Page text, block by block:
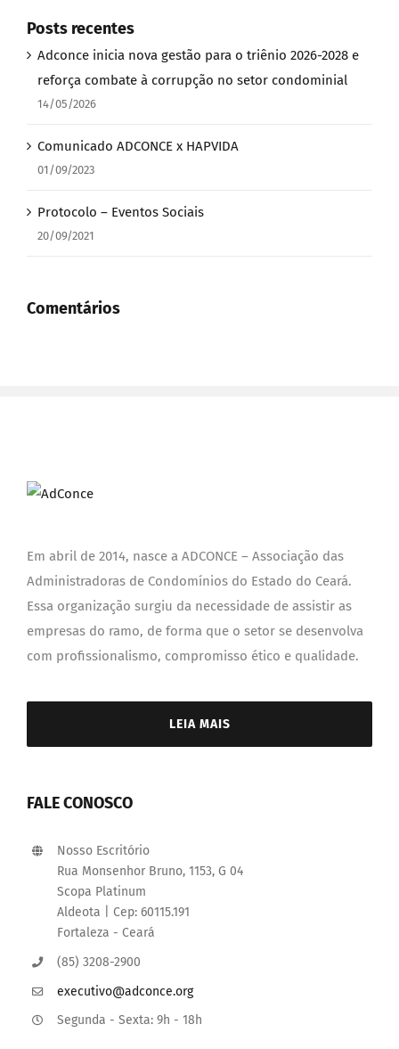
Posts recentes
Adconce inicia nova gestão para o triênio 2026-2028 e
reforça combate à corrupção no setor condominial
14/05/2026
Comunicado ADCONCE x HAPVIDA
01/09/2023
Protocolo – Eventos Sociais
20/09/2021
Comentários
Em abril de 2014, nasce a ADCONCE – Associação das
Administradoras de Condomínios do Estado do Ceará.
Essa organização surgiu da necessidade de assistir as
empresas do ramo, de forma que o setor se desenvolva
com profissionalismo, compromisso ético e qualidade.
LEIA MAIS
FALE CONOSCO
Nosso Escritório
Rua Monsenhor Bruno, 1153, G 04
Scopa Platinum
Aldeota | Cep: 60115.191
Fortaleza - Ceará
(85) 3208-2900
executivo@adconce.org
Segunda - Sexta: 9h - 18h